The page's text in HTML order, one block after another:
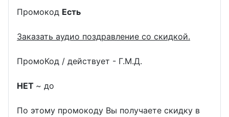
Промокод Есть
Заказать аудио поздравление со скидкой.
ПромоКод / действует - Г.М.Д.
НЕТ ~ до
По этому промокоду Вы получаете скидку в